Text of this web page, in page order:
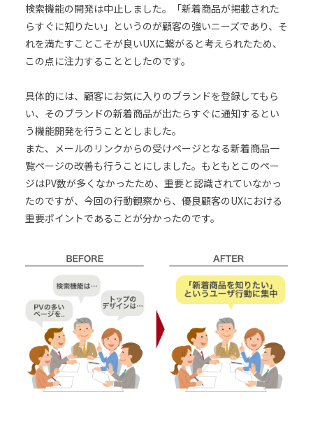
検索機能の開発は中止しました。「新着商品が掲載された
らすぐに知りたい」というのが顧客の強いニーズであり、そ
れを満たすことこそが良いUXに繋がると考えられたため、
この点に注力することとしたのです。
具体的には、顧客にお気に入りのブランドを登録してもら
い、そのブランドの新着商品が出たらすぐに通知するとい
う機能開発を行うこととしました。
また、メールのリンクからの受けページとなる新着商品一
覧ページの改善も行うことにしました。もともとこのペー
ジはPV数が多くなかったため、重要と認識されていなかっ
たのですが、今回の行動観察から、優良顧客のUXにおける
重要ポイントであることが分かったのです。